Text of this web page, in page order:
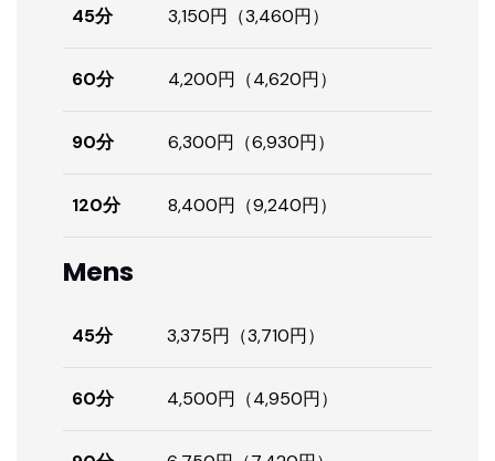
45分 3,150円（3,460円）
60分 4,200円（4,620円）
90分 6,300円（6,930円）
120分 8,400円（9,240円）
Mens
45分 3,375円（3,710円）
60分 4,500円（4,950円）